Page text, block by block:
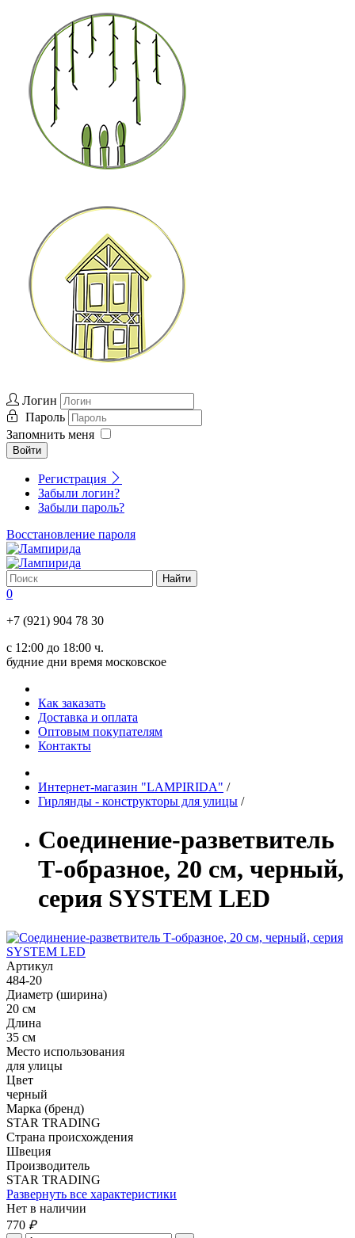
Логин
Пароль
Запомнить меня
Войти
Регистрация
Забыли логин?
Забыли пароль?
Восстановление пароля
0
+7 (921) 904 78 30
с 12:00 до 18:00 ч.
будние дни время московское
Как заказать
Доставка и оплата
Оптовым покупателям
Контакты
Интернет-магазин "LAMPIRIDA" /
Гирлянды - конструкторы для улицы /
Соединение-разветвитель
Т-образное, 20 см, черный,
серия SYSTEM LED
Артикул
484-20
Диаметр (ширина)
20 см
Длина
35 см
Место использования
для улицы
Цвет
черный
Марка (бренд)
STAR TRADING
Страна происхождения
Швеция
Производитель
STAR TRADING
Развернуть все характеристики
Нет в наличии
770 ₽